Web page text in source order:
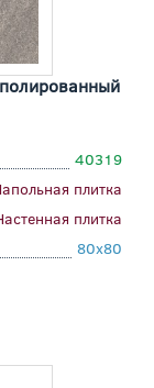
40319
плитка
плитка
80x80